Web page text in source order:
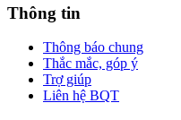
Thông tin
Thông báo chung
Thắc mắc, góp ý
Trợ giúp
Liên hệ BQT